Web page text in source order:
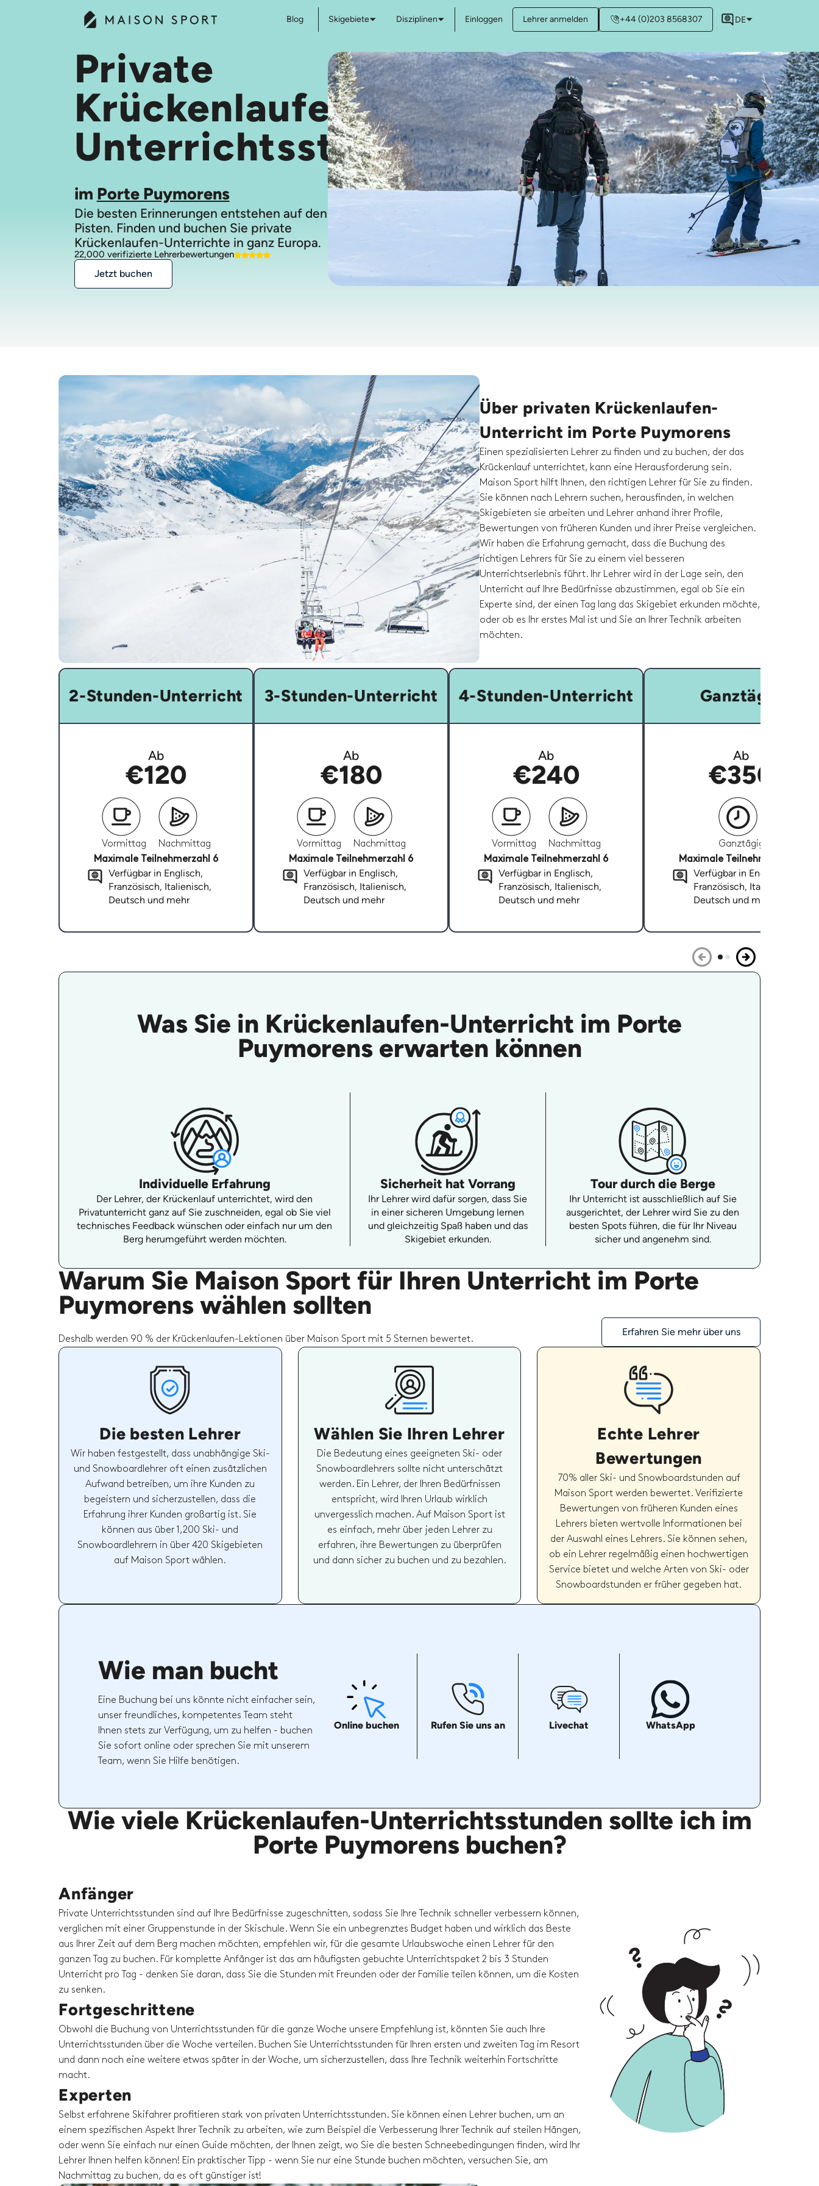
Blog Skigebiete Disziplinen Einloggen Lehrer anmelden +44 (0)203 8568307 DE
Private
Krückenlaufen-
Unterrichtsstunden
im Porte Puymorens
Die besten Erinnerungen entstehen auf den
Pisten. Finden und buchen Sie private
Krückenlaufen-Unterrichte in ganz Europa.
22,000 verifizierte Lehrerbewertungen
Jetzt buchen
Über privaten Krückenlaufen-
Unterricht im Porte Puymorens
Einen spezialisierten Lehrer zu finden und zu buchen, der das
Krückenlauf unterrichtet, kann eine Herausforderung sein.
Maison Sport hilft Ihnen, den richtigen Lehrer für Sie zu finden.
Sie können nach Lehrern suchen, herausfinden, in welchen
Skigebieten sie arbeiten und Lehrer anhand ihrer Profile,
Bewertungen von früheren Kunden und ihrer Preise vergleichen.
Wir haben die Erfahrung gemacht, dass die Buchung des
richtigen Lehrers für Sie zu einem viel besseren
Unterrichtserlebnis führt. Ihr Lehrer wird in der Lage sein, den
Unterricht auf Ihre Bedürfnisse abzustimmen, egal ob Sie ein
Experte sind, der einen Tag lang das Skigebiet erkunden möchte,
oder ob es Ihr erstes Mal ist und Sie an Ihrer Technik arbeiten
möchten.
2-Stunden-Unterricht
Ab
€120
Vormittag
Nachmittag
Maximale Teilnehmerzahl 6
Verfügbar in Englisch,
Französisch, Italienisch,
Deutsch und mehr
3-Stunden-Unterricht
Ab
€180
Vormittag
Nachmittag
Maximale Teilnehmerzahl 6
Verfügbar in Englisch,
Französisch, Italienisch,
Deutsch und mehr
4-Stunden-Unterricht
Ab
€240
Vormittag
Nachmittag
Maximale Teilnehmerzahl 6
Verfügbar in Englisch,
Französisch, Italienisch,
Deutsch und mehr
Ganztägig
Ab
€350
Ganztägig
Maximale Teilnehmerzahl 6
Verfügbar in Englisch,
Französisch, Italienisch,
Deutsch und mehr
Was Sie in Krückenlaufen-Unterricht im Porte
Puymorens erwarten können
Individuelle Erfahrung
Der Lehrer, der Krückenlauf unterrichtet, wird den
Privatunterricht ganz auf Sie zuschneiden, egal ob Sie viel
technisches Feedback wünschen oder einfach nur um den
Berg herumgeführt werden möchten.
Sicherheit hat Vorrang
Ihr Lehrer wird dafür sorgen, dass Sie
in einer sicheren Umgebung lernen
und gleichzeitig Spaß haben und das
Skigebiet erkunden.
Tour durch die Berge
Ihr Unterricht ist ausschließlich auf Sie
ausgerichtet, der Lehrer wird Sie zu den
besten Spots führen, die für Ihr Niveau
sicher und angenehm sind.
Warum Sie Maison Sport für Ihren Unterricht im Porte
Puymorens wählen sollten
Deshalb werden 90 % der Krückenlaufen-Lektionen über Maison Sport mit 5 Sternen bewertet.
Erfahren Sie mehr über uns
Die besten Lehrer
Wir haben festgestellt, dass unabhängige Ski-
und Snowboardlehrer oft einen zusätzlichen
Aufwand betreiben, um ihre Kunden zu
begeistern und sicherzustellen, dass die
Erfahrung ihrer Kunden großartig ist. Sie
können aus über 1,200 Ski- und
Snowboardlehrern in über 420 Skigebieten
auf Maison Sport wählen.
Wählen Sie Ihren Lehrer
Die Bedeutung eines geeigneten Ski- oder
Snowboardlehrers sollte nicht unterschätzt
werden. Ein Lehrer, der Ihren Bedürfnissen
entspricht, wird Ihren Urlaub wirklich
unvergesslich machen. Auf Maison Sport ist
es einfach, mehr über jeden Lehrer zu
erfahren, ihre Bewertungen zu überprüfen
und dann sicher zu buchen und zu bezahlen.
Echte Lehrer
Bewertungen
70% aller Ski- und Snowboardstunden auf
Maison Sport werden bewertet. Verifizierte
Bewertungen von früheren Kunden eines
Lehrers bieten wertvolle Informationen bei
der Auswahl eines Lehrers. Sie können sehen,
ob ein Lehrer regelmäßig einen hochwertigen
Service bietet und welche Arten von Ski- oder
Snowboardstunden er früher gegeben hat.
Wie man bucht
Eine Buchung bei uns könnte nicht einfacher sein,
unser freundliches, kompetentes Team steht
Ihnen stets zur Verfügung, um zu helfen - buchen
Sie sofort online oder sprechen Sie mit unserem
Team, wenn Sie Hilfe benötigen.
Online buchen Rufen Sie uns an Livechat WhatsApp
Wie viele Krückenlaufen-Unterrichtsstunden sollte ich im
Porte Puymorens buchen?
Anfänger
Private Unterrichtsstunden sind auf Ihre Bedürfnisse zugeschnitten, sodass Sie Ihre Technik schneller verbessern können,
verglichen mit einer Gruppenstunde in der Skischule. Wenn Sie ein unbegrenztes Budget haben und wirklich das Beste
aus Ihrer Zeit auf dem Berg machen möchten, empfehlen wir, für die gesamte Urlaubswoche einen Lehrer für den
ganzen Tag zu buchen. Für komplette Anfänger ist das am häufigsten gebuchte Unterrichtspaket 2 bis 3 Stunden
Unterricht pro Tag - denken Sie daran, dass Sie die Stunden mit Freunden oder der Familie teilen können, um die Kosten
zu senken.
Fortgeschrittene
Obwohl die Buchung von Unterrichtsstunden für die ganze Woche unsere Empfehlung ist, könnten Sie auch Ihre
Unterrichtsstunden über die Woche verteilen. Buchen Sie Unterrichtsstunden für Ihren ersten und zweiten Tag im Resort
und dann noch eine weitere etwas später in der Woche, um sicherzustellen, dass Ihre Technik weiterhin Fortschritte
macht.
Experten
Selbst erfahrene Skifahrer profitieren stark von privaten Unterrichtsstunden. Sie können einen Lehrer buchen, um an
einem spezifischen Aspekt Ihrer Technik zu arbeiten, wie zum Beispiel die Verbesserung Ihrer Technik auf steilen Hängen,
oder wenn Sie einfach nur einen Guide möchten, der Ihnen zeigt, wo Sie die besten Schneebedingungen finden, wird Ihr
Lehrer Ihnen helfen können! Ein praktischer Tipp - wenn Sie nur eine Stunde buchen möchten, versuchen Sie, am
Nachmittag zu buchen, da es oft günstiger ist!